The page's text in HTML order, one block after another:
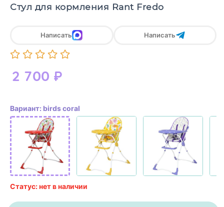
Стул для кормления Rant Fredo
2 700 ₽
Написать Написать
Вариант: birds coral
Статус: нет в наличии